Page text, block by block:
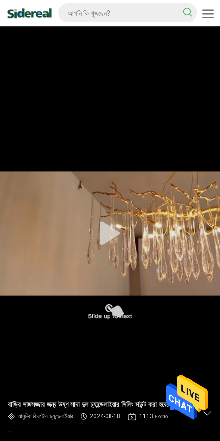
বাড়ির সাজসজ্জার জন্য উষ্ণ সাদা দুল চ্যান্ডেলাইয়ার সিলিং মাউন্ট করা হয়েছে
আধুনিক ক্রিস্টাল চ্যান্ডেলাইয়ার 2024-08-18 1113 মতামত